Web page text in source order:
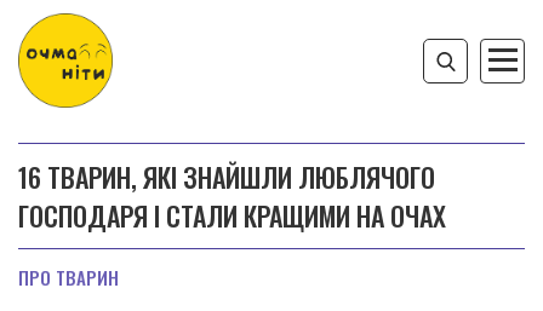
16 ТВАРИН, ЯКІ ЗНАЙШЛИ ЛЮБЛЯЧОГО
ГОСПОДАРЯ І СТАЛИ КРАЩИМИ НА ОЧАХ
ПРО ТВАРИН